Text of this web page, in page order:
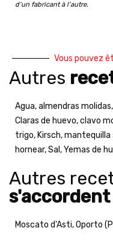
d’un fabricant à l’autre.
Vous pouvez
Autres
Agua,almendras molidas,
Claras de huevo,clavo
trigo, Kirsch,mantequilla
hornear,Sal ,Yemas de
Autres
s'accordent
Moscato d'Asti,Oporto